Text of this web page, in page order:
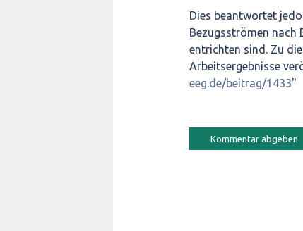
Dies beantwortet
Bezugsströmen nach
entrichten sind. Zu
Arbeitsergebnisse
eeg.de/beitrag/1433"